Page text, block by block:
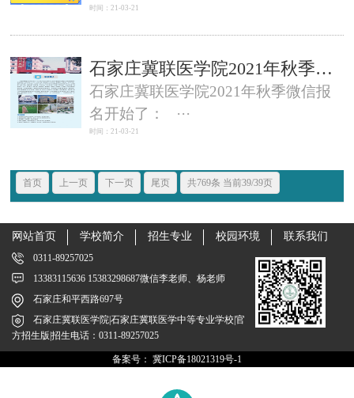
时间：21-03-21
石家庄冀联医学院2021年秋季微信报名开始了
石家庄冀联医学院2021年秋季微信报
名开始了： ···
时间：21-03-21
首页 上一页 下一页 尾页 共769条 当前39/39页
网站首页 学校简介 招生专业 校园环境 联系我们
0311-89257025
13383115636 15383298687微信李老师、杨老师
石家庄和平西路697号
石家庄冀联医学院|石家庄冀联医学中等专业学校|官
方招生版|招生电话：0311-89257025
备案号： 冀ICP备18021319号-1